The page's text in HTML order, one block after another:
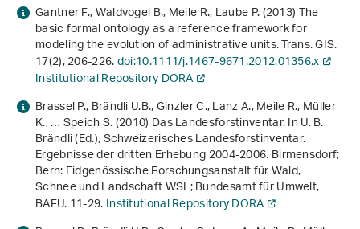
Gantner F., Waldvogel B., Meile R., Laube P. (2013) The
basic formal ontology as a reference framework for
modeling the evolution of administrative units. Trans. GIS.
17(2), 206-226.doi:10.1111/j.1467-9671.2012.01356.x
Institutional Repository DORA
Brassel P., Brändli U.B., Ginzler C., Lanz A., Meile R., Müller
K., … Speich S. (2010) Das Landesforstinventar. In U. B.
Brändli (Ed.),Schweizerisches Landesforstinventar.
Ergebnisse der dritten Erhebung 2004-2006. Birmensdorf;
Bern: Eidgenössische Forschungsanstalt für Wald,
Schnee und Landschaft WSL; Bundesamt für Umwelt,
BAFU. 11-29.Institutional Repository DORA